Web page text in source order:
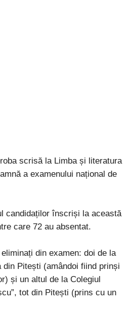
scrisă la Limba și literatura
a examenului național de
candidaților înscriși la această
care 72 au absentat.
din examen: doi de la
din Pitești (amândoi fiind prinși
și un altul de la Colegiul
tot din Pitești (prins cu un